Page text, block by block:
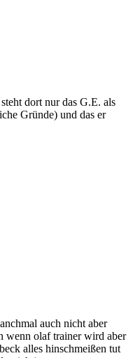
dort nur das G.E. als
Gründe) und das er
auch nicht aber
wenn olaf trainer wird aber
alles hinschmeißen tut